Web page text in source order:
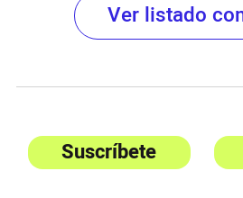
Ver listado
Suscríbete